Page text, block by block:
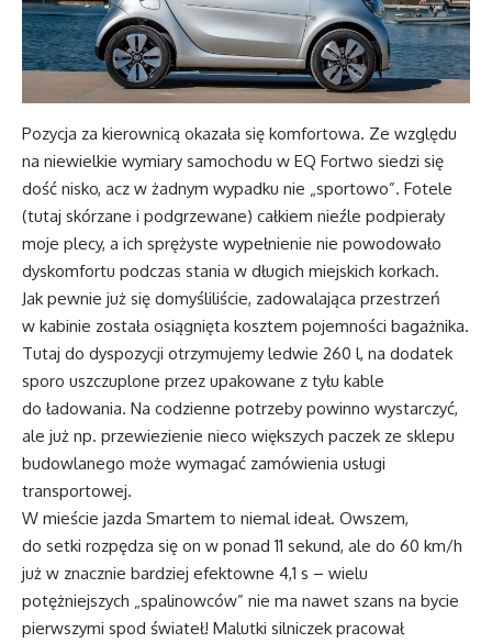
Pozycja za kierownicą okazała się komfortowa. Ze względu
na niewielkie wymiary samochodu w EQ Fortwo siedzi się
dość nisko, acz w żadnym wypadku nie „sportowo”. Fotele
(tutaj skórzane i podgrzewane) całkiem nieźle podpierały
moje plecy, a ich sprężyste wypełnienie nie powodowało
dyskomfortu podczas stania w długich miejskich korkach.
Jak pewnie już się domyśliliście, zadowalająca przestrzeń
w kabinie została osiągnięta kosztem pojemności bagażnika.
Tutaj do dyspozycji otrzymujemy ledwie 260 l, na dodatek
sporo uszczuplone przez upakowane z tyłu kable
do ładowania. Na codzienne potrzeby powinno wystarczyć,
ale już np. przewiezienie nieco większych paczek ze sklepu
budowlanego może wymagać zamówienia usługi
transportowej.
W mieście jazda Smartem to niemal ideał. Owszem,
do setki rozpędza się on w ponad 11 sekund, ale do 60 km/h
już w znacznie bardziej efektowne 4,1 s – wielu
potężniejszych „spalinowców” nie ma nawet szans na bycie
pierwszymi spod świateł! Malutki silniczek pracował